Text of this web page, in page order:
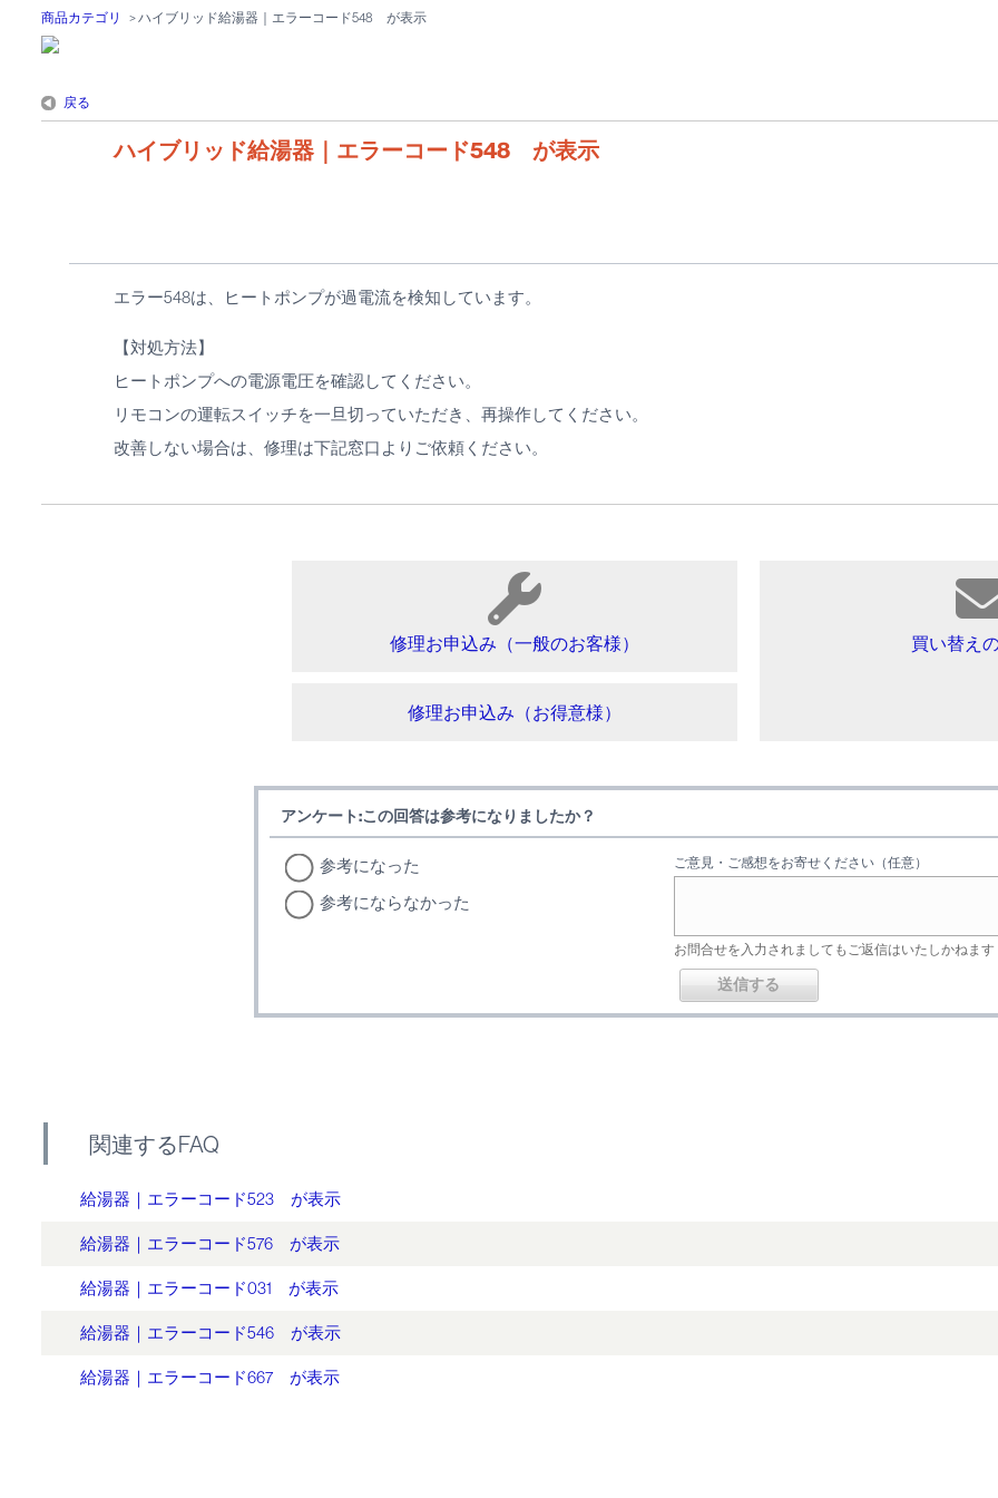
商品カテゴリ >ハイブリッド給湯器｜エラーコード548 が表示
戻る
ハイブリッド給湯器｜エラーコード548 が表示
エラー548は、ヒートポンプが過電流を検知しています。
【対処方法】
ヒートポンプへの電源電圧を確認してください。
リモコンの運転スイッチを一旦切っていただき、再操作してください。
改善しない場合は、修理は下記窓口よりご依頼ください。
修理お申込み（一般のお客様）
修理お申込み（お得意様）
買い替え
アンケート:この回答は参考になりましたか？
参考になった
参考にならなかった
ご意見・ご感想をお寄せください（任意）
お問合せを入力されましてもご返信はいたしかねます
関連するFAQ
給湯器｜エラーコード523 が表示
給湯器｜エラーコード576 が表示
給湯器｜エラーコード031 が表示
給湯器｜エラーコード546 が表示
給湯器｜エラーコード667 が表示